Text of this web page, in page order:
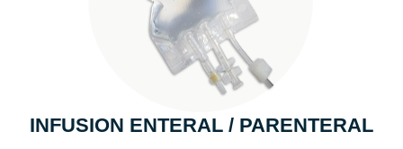
INFUSION ENTERAL / PARENTERAL